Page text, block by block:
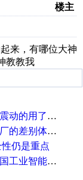
楼主
来，有哪位大神
教教我
么多年才知道！
体现在哪里？
仍是重点
路发展趋势明显